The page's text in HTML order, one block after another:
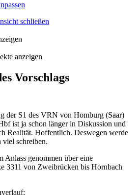
schließen
anzeigen
Vorschlags
der S1 des VRN von Homburg (Saar)
ist ja schon länger in Diskussion und
Realität. Hoffentlich. Deswegen werde
viel schreiben.
Anlass genommen über eine
3311 von Zweibrücken bis Hornbach